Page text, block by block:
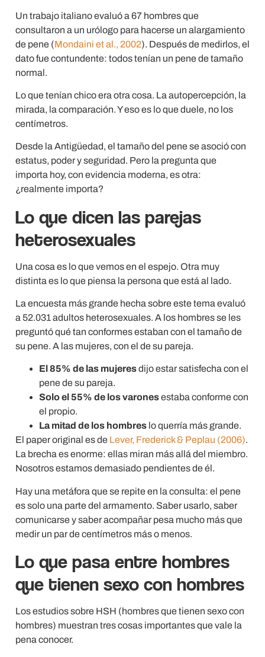
Un trabajo italiano evaluó a 67 hombres que
consultaron a un urólogo para hacerse un alargamiento
de pene (Mondaini et al., 2002). Después de medirlos, el
dato fue contundente: todos tenían un pene de tamaño
normal.
Lo que tenían chico era otra cosa. La autopercepción, la
mirada, la comparación. Y eso es lo que duele, no los
centímetros.
Desde la Antigüedad, el tamaño del pene se asoció con
estatus, poder y seguridad. Pero la pregunta que
importa hoy, con evidencia moderna, es otra:
¿realmente importa?
Lo que dicen las parejas
heterosexuales
Una cosa es lo que vemos en el espejo. Otra muy
distinta es lo que piensa la persona que está al lado.
La encuesta más grande hecha sobre este tema evaluó
a 52.031 adultos heterosexuales. A los hombres se les
preguntó qué tan conformes estaban con el tamaño de
su pene. A las mujeres, con el de su pareja.
El 85% de las mujeresdijo estar satisfecha con el
pene de su pareja.
Solo el 55% de los varonesestaba conforme con
el propio.
La mitad de los hombres lo querría más grande.
El paper original es de Lever, Frederick & Peplau (2006).
La brecha es enorme: ellas miran más allá del miembro.
Nosotros estamos demasiado pendientes de él.
Hay una metáfora que se repite en la consulta: el pene
es solo una parte del armamento. Saber usarlo, saber
comunicarse y saber acompañar pesa mucho más que
medir un par de centímetros más o menos.
Lo que pasa entre hombres
que tienen sexo con hombres
Los estudios sobre HSH (hombres que tienen sexo con
hombres) muestran tres cosas importantes que vale la
pena conocer.